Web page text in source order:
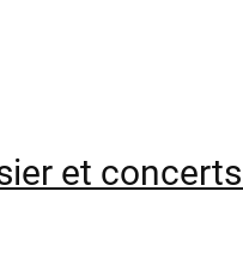
et concerts